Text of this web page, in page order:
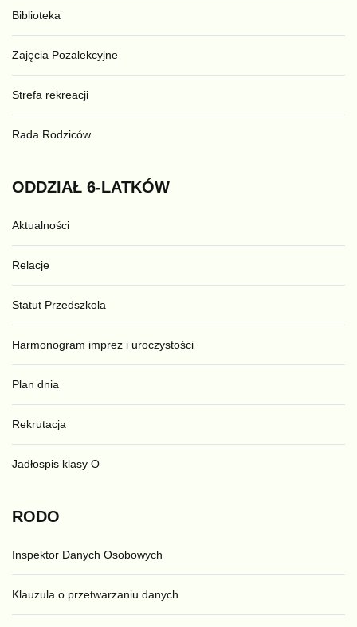
Biblioteka
Zajęcia Pozalekcyjne
Strefa rekreacji
Rada Rodziców
ODDZIAŁ 6-LATKÓW
Aktualności
Relacje
Statut Przedszkola
Harmonogram imprez i uroczystości
Plan dnia
Rekrutacja
Jadłospis klasy O
RODO
Inspektor Danych Osobowych
Klauzula o przetwarzaniu danych